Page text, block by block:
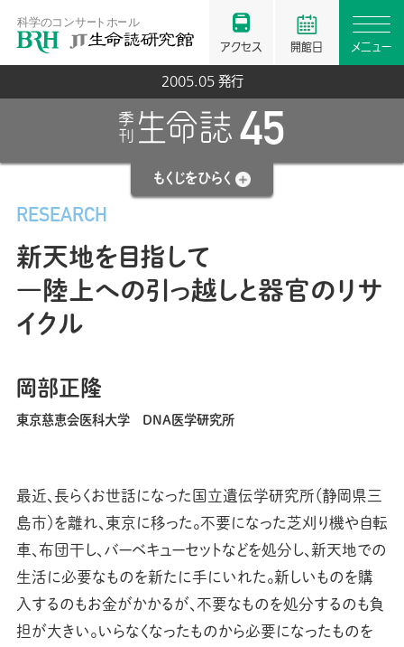
開館日 メニュー
アクセス
2005.05 発行
もくじをひらく
45
RESEARCH
新天地を目指して
―陸上への引っ越しと器官のリサ
イクル
岡部正隆
東京慈恵会医科大学 DNA医学研究所
最近、長らくお世話になった国立遺伝学研究所（静岡県三
島市）を離れ、東京に移った。不要になった芝刈り機や自転
車、布団干し、バーベキューセットなどを処分し、新天地での
生活に必要なものを新たに手にいれた。新しいものを購
入するのもお金がかかるが、不要なものを処分するのも負
担が大きい。いらなくなったものから必要になったものを